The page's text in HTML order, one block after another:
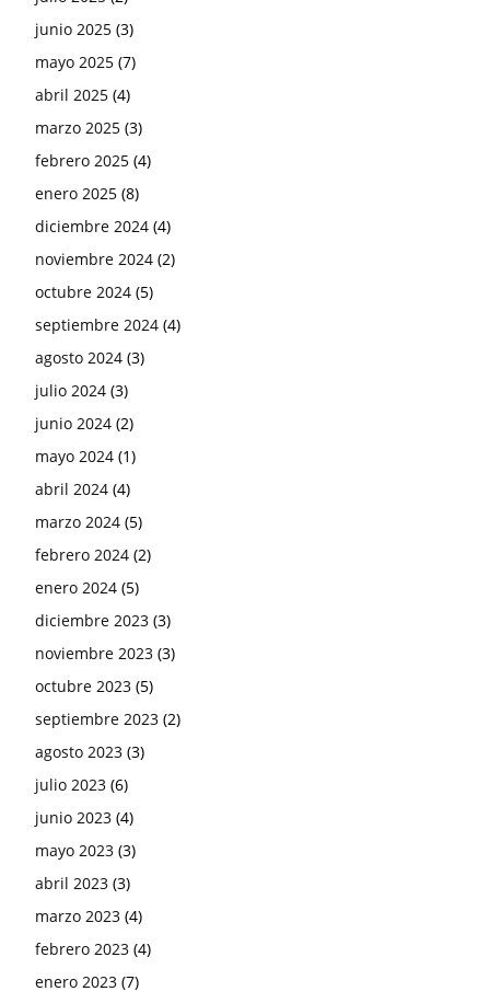
junio 2025 (3)
mayo 2025 (7)
abril 2025 (4)
marzo 2025 (3)
febrero 2025 (4)
enero 2025 (8)
diciembre 2024 (4)
noviembre 2024 (2)
octubre 2024 (5)
septiembre 2024 (4)
agosto 2024 (3)
julio 2024 (3)
junio 2024 (2)
mayo 2024 (1)
abril 2024 (4)
marzo 2024 (5)
febrero 2024 (2)
enero 2024 (5)
diciembre 2023 (3)
noviembre 2023 (3)
octubre 2023 (5)
septiembre 2023 (2)
agosto 2023 (3)
julio 2023 (6)
junio 2023 (4)
mayo 2023 (3)
abril 2023 (3)
marzo 2023 (4)
febrero 2023 (4)
enero 2023 (7)